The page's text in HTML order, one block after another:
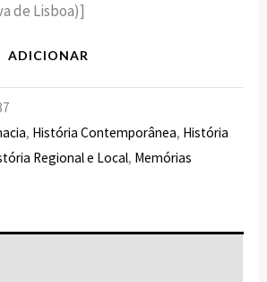
de Lisboa)]
ADICIONAR
, História Contemporânea, História
Regional e Local, Memórias